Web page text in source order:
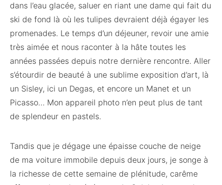
dans l’eau glacée, saluer en riant une dame qui fait du
ski de fond là où les tulipes devraient déjà égayer les
promenades. Le temps d’un déjeuner, revoir une amie
très aimée et nous raconter à la hâte toutes les
années passées depuis notre dernière rencontre. Aller
s’étourdir de beauté à une sublime exposition d’art, là
un Sisley, ici un Degas, et encore un Manet et un
Picasso… Mon appareil photo n’en peut plus de tant
de splendeur en pastels.
Tandis que je dégage une épaisse couche de neige
de ma voiture immobile depuis deux jours, je songe à
la richesse de cette semaine de plénitude, carême